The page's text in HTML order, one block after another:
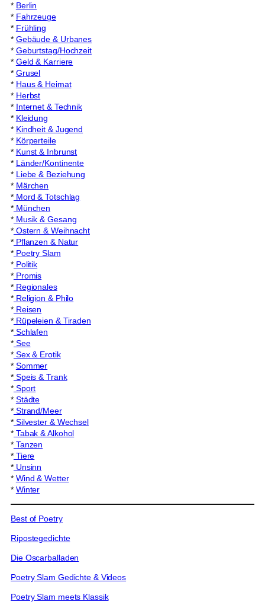
* Berlin
* Fahrzeuge
* Frühling
* Gebäude & Urbanes
* Geburtstag/Hochzeit
* Geld & Karriere
* Grusel
* Haus & Heimat
* Herbst
* Internet & Technik
* Kleidung
* Kindheit & Jugend
* Körperteile
* Kunst & Inbrunst
* Länder/Kontinente
* Liebe & Beziehung
* Märchen
*Mord & Totschlag
*München
*Musik & Gesang
*Ostern & Weihnacht
*Pflanzen & Natur
*Poetry Slam
*Politik
*Promis
*Regionales
*Religion & Philo
*Reisen
*Rüpeleien & Tiraden
*Schlafen
*See
*Sex & Erotik
* Sommer
*Speis & Trank
*Sport
* Städte
*Strand/Meer
*Silvester & Wechsel
*Tabak & Alkohol
*Tanzen
*Tiere
*Unsinn
* Wind & Wetter
* Winter
Best of Poetry
Ripostegedichte
Die Oscarballaden
Poetry Slam Gedichte & Videos
Poetry Slam meets Klassik